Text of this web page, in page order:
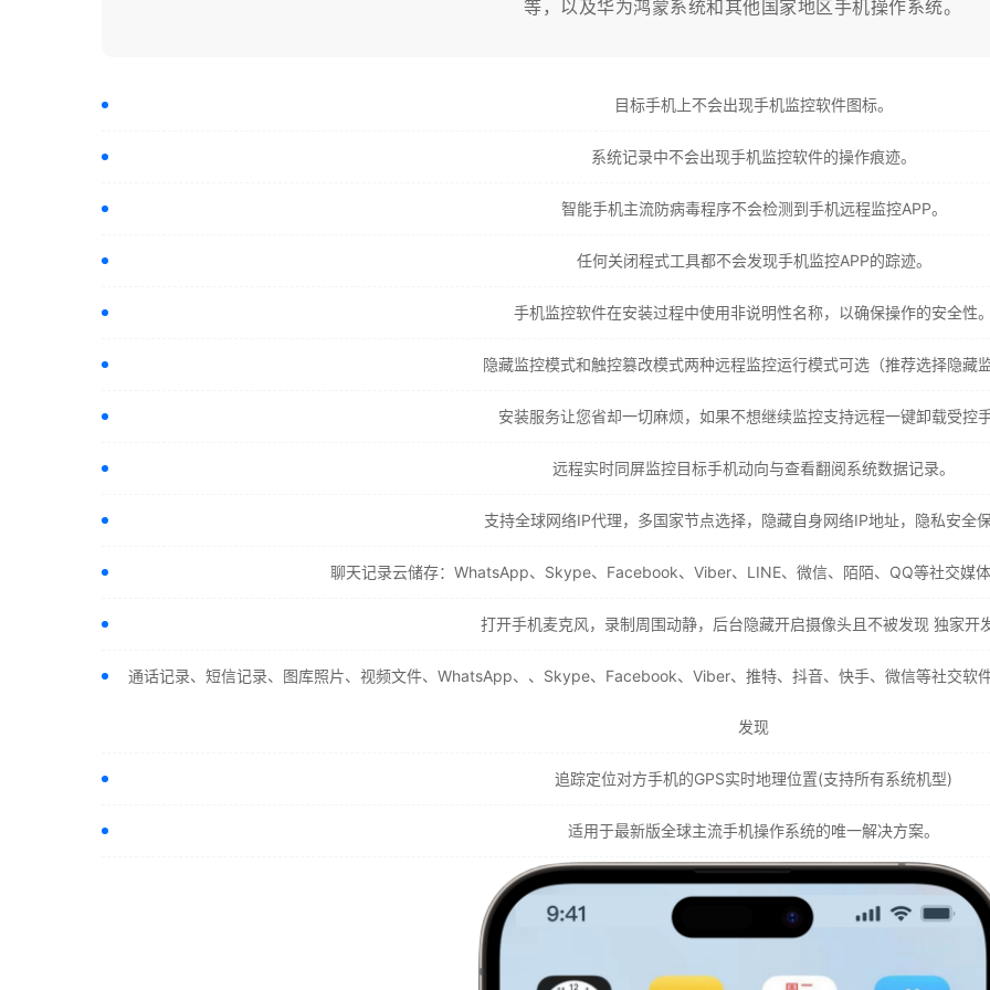
等，以及华为鸿蒙系统和其他国家地区手机操作系统。
目标手机上不会出现手机监控软件图标。
系统记录中不会出现手机监控软件的操作痕迹。
智能手机主流防病毒程序不会检测到手机远程监控APP。
任何关闭程式工具都不会发现手机监控APP的踪迹。
手机监控软件在安装过程中使用非说明性名称，以确保操作的安全性。
隐藏监控模式和触控篡改模式两种远程监控运行模式可选（推荐选择隐藏监
安装服务让您省却一切麻烦，如果不想继续监控支持远程一键卸载受控
远程实时同屏监控目标手机动向与查看翻阅系统数据记录。
支持全球网络IP代理，多国家节点选择，隐藏自身网络IP地址，隐私安全保
聊天记录云储存：WhatsApp、Skype、Facebook、Viber、LINE、微信、陌陌、QQ等社交媒
打开手机麦克风，录制周围动静，后台隐藏开启摄像头且不被发现 独家开
通话记录、短信记录、图库照片、视频文件、WhatsApp、、Skype、Facebook、Viber、推特、抖音、快手、微信等社交软
发现
追踪定位对方手机的GPS实时地理位置(支持所有系统机型)
适用于最新版全球主流手机操作系统的唯一解决方案。